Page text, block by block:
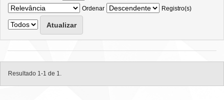
Ordenar
Registro(s)
Resultado 1-1 de 1.